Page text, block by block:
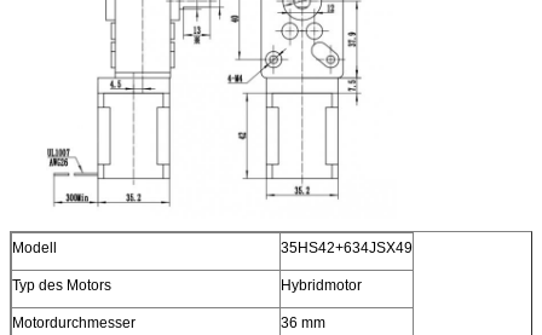
Modell 35HS42+634JSX49
Typ des Motors Hybridmotor
Motordurchmesser 36 mm